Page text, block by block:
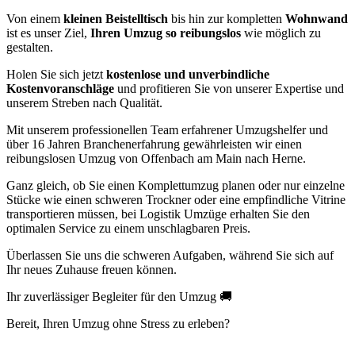
Von einem kleinen Beistelltisch bis hin zur kompletten Wohnwand
ist es unser Ziel, Ihren Umzug so reibungslos wie möglich zu
gestalten.
Holen Sie sich jetzt kostenlose und unverbindliche
Kostenvoranschläge und profitieren Sie von unserer Expertise und
unserem Streben nach Qualität.
Mit unserem professionellen Team erfahrener Umzugshelfer und
über 16 Jahren Branchenerfahrung gewährleisten wir einen
reibungslosen Umzug von Offenbach am Main nach Herne.
Ganz gleich, ob Sie einen Komplettumzug planen oder nur einzelne
Stücke wie einen schweren Trockner oder eine empfindliche Vitrine
transportieren müssen, bei Logistik Umzüge erhalten Sie den
optimalen Service zu einem unschlagbaren Preis.
Überlassen Sie uns die schweren Aufgaben, während Sie sich auf
Ihr neues Zuhause freuen können.
Ihr zuverlässiger Begleiter für den Umzug 🚚
Bereit, Ihren Umzug ohne Stress zu erleben?